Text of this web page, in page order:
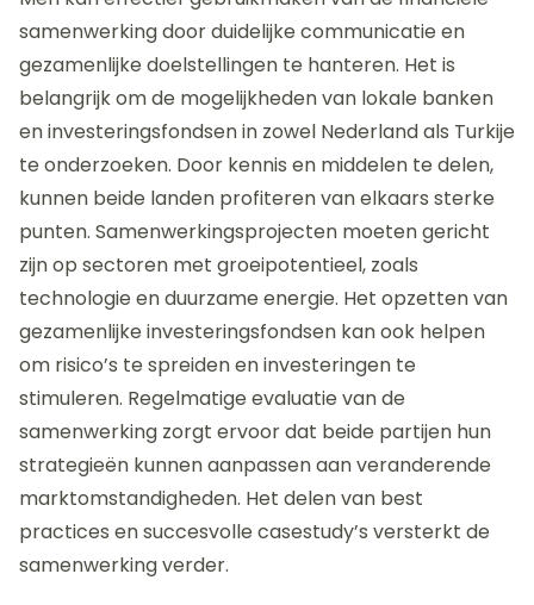
samenwerking door duidelijke communicatie en
gezamenlijke doelstellingen te hanteren. Het is
belangrijk om de mogelijkheden van lokale banken
en investeringsfondsen in zowel Nederland als Turkije
te onderzoeken. Door kennis en middelen te delen,
kunnen beide landen profiteren van elkaars sterke
punten. Samenwerkingsprojecten moeten gericht
zijn op sectoren met groeipotentieel, zoals
technologie en duurzame energie. Het opzetten van
gezamenlijke investeringsfondsen kan ook helpen
om risico’s te spreiden en investeringen te
stimuleren. Regelmatige evaluatie van de
samenwerking zorgt ervoor dat beide partijen hun
strategieën kunnen aanpassen aan veranderende
marktomstandigheden. Het delen van best
practices en succesvolle casestudy’s versterkt de
samenwerking verder.